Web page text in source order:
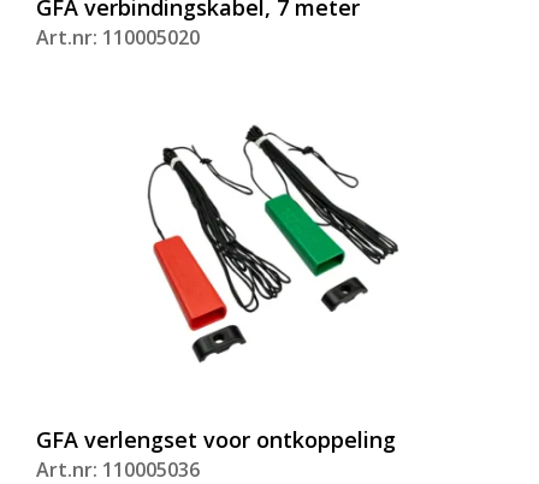
GFA verbindingskabel, 7 meter
Art.nr: 110005020
GFA verlengset voor ontkoppeling
Art.nr: 110005036